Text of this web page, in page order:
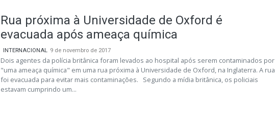
Rua próxima à Universidade de Oxford é
evacuada após ameaça química
INTERNACIONAL 9 de novembro de 2017
Dois agentes da polícia britânica foram levados ao hospital após serem contaminados por
"uma ameaça química" em uma rua próxima à Universidade de Oxford, na Inglaterra. A rua
foi evacuada para evitar mais contaminações. Segundo a mídia britânica, os policiais
estavam cumprindo um...